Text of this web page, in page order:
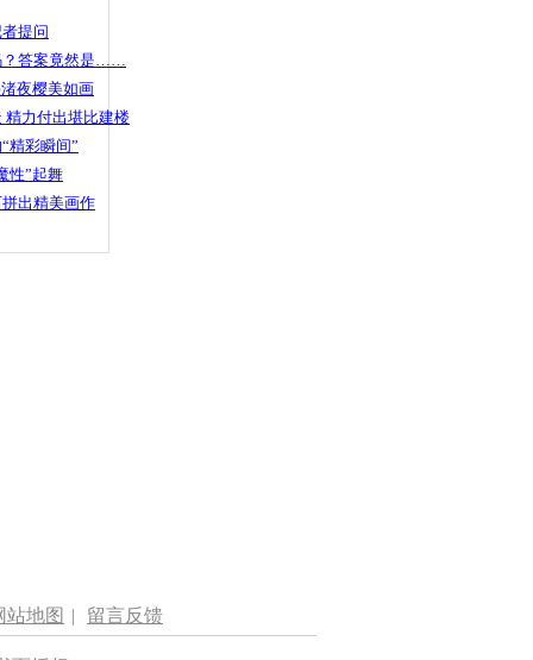
提问
？答案竟然是……
夜樱美如画
精力付出堪比建楼
精彩瞬间”
性”起舞
出精美画作
站地图 | 留言反馈